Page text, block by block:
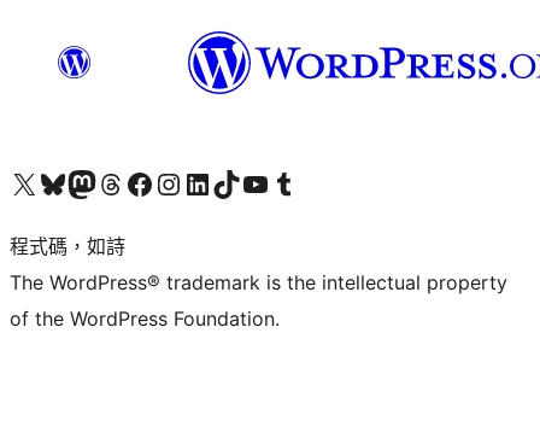
查看我們的 X (之前的 Twitter) 帳號造訪我們的 Bluesky 帳號造訪我們的 Mastodon 帳號造訪我們的 Threads 帳號 造訪我們的 Facebook 粉絲專頁Visit our Instagram account
Visit our LinkedIn account
造訪我們的 TikTok 帳號Visit our YouTube channel
造訪我們的 Tumblr 帳號
程式碼，如詩
The WordPress® trademark is the intellectual property
of the WordPress Foundation.